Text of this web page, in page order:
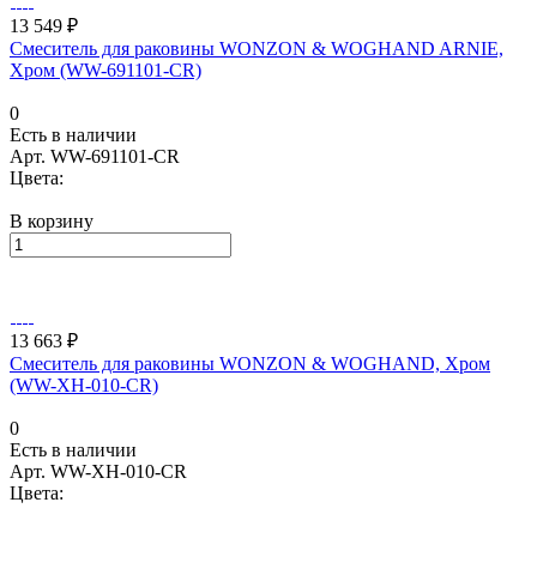
13 549 ₽
Смеситель для раковины WONZON & WOGHAND ARNIE,
Хром (WW-691101-CR)
0
Есть в наличии
Арт. WW-691101-CR
Цвета:
В корзину
13 663 ₽
Смеситель для раковины WONZON & WOGHAND, Хром
(WW-XH-010-CR)
0
Есть в наличии
Арт. WW-XH-010-CR
Цвета: